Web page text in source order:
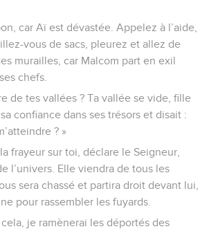
car Aï est dévastée. Appelez à l’aide,
vous de sacs, pleurez et allez de
murailles, car Malcom part en exil
chefs.
de tes vallées ? Ta vallée se vide, fille
confiance dans ses trésors et disait :
? »
frayeur sur toi, déclare le Seigneur,
l’univers. Elle viendra de tous les
sera chassé et partira droit devant lui,
pour rassembler les fuyards.
je ramènerai les déportés des